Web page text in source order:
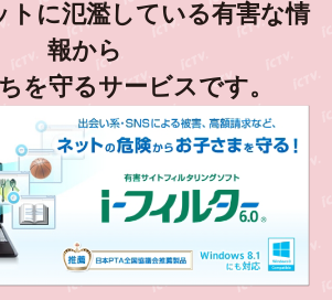
価されたスキャン機能
トに氾濫している有害な情
報から
を守るサービスです。